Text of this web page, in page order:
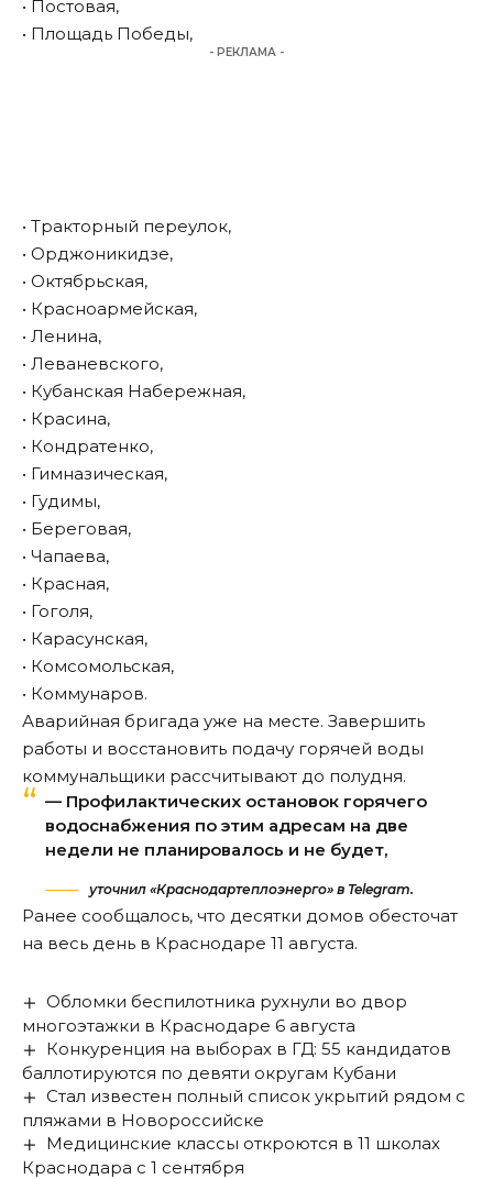
• Постовая,
• Площадь Победы,
- РЕКЛАМА -
• Тракторный переулок,
• Орджоникидзе,
• Октябрьская,
• Красноармейская,
• Ленина,
• Леваневского,
• Кубанская Набережная,
• Красина,
• Кондратенко,
• Гимназическая,
• Гудимы,
• Береговая,
• Чапаева,
• Красная,
• Гоголя,
• Карасунская,
• Комсомольская,
• Коммунаров.
Аварийная бригада уже на месте. Завершить
работы и восстановить подачу горячей воды
коммунальщики рассчитывают до полудня.
— Профилактических остановок горячего
водоснабжения по этим адресам на две
недели не планировалось и не будет,
уточнил «Краснодартеплоэнерго» в Telegram.
Ранее сообщалось, что десятки домов обесточат
на весь день в Краснодаре 11 августа.
Обломки беспилотника рухнули во двор
многоэтажки в Краснодаре 6 августа
Конкуренция на выборах в ГД: 55 кандидатов
баллотируются по девяти округам Кубани
Стал известен полный список укрытий рядом с
пляжами в Новороссийске
Медицинские классы откроются в 11 школах
Краснодара с 1 сентября